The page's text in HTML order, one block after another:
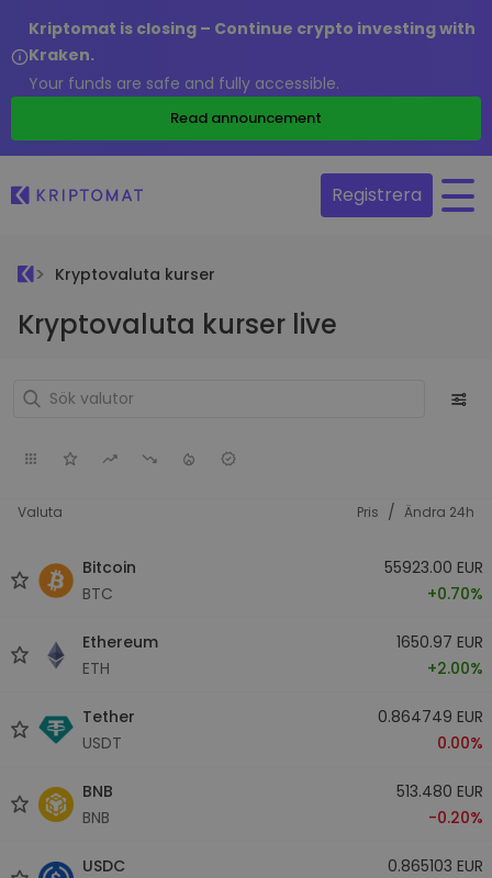
Kriptomat is closing – Continue crypto investing with
Kraken.
Your funds are safe and fully accessible.
Read announcement
Registrera
Kryptovaluta kurser
Kryptovaluta kurser live
Valuta Pris / Ändra 24h
Bitcoin
BTC
55923.00 EUR
+0.70%
Ethereum
ETH
1650.97 EUR
+2.00%
Tether
USDT
0.864749 EUR
0.00%
BNB
BNB
513.480 EUR
-0.20%
USDC
0.865103 EUR